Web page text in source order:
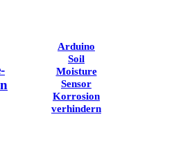
Arduino
Soil
Moisture
Sensor
Korrosion
verhindern